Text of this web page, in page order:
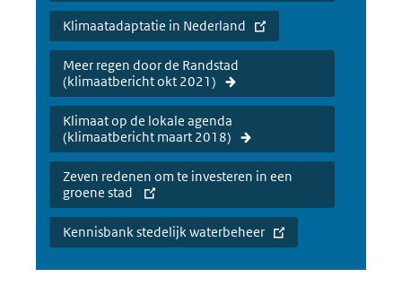
Klimaatadaptatie in Nederland
Meer regen door de Randstad
(klimaatbericht okt 2021)
Klimaat op de lokale agenda
(klimaatbericht maart 2018)
Zeven redenen om te investeren in een
groene stad
Kennisbank stedelijk waterbeheer